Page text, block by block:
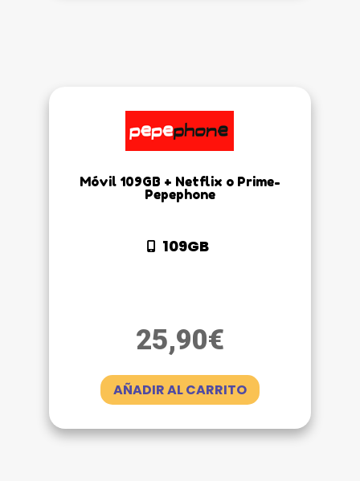
Móvil 109GB + Netflix o Prime-
Pepephone
109GB
25,90€
AÑADIR AL CARRITO